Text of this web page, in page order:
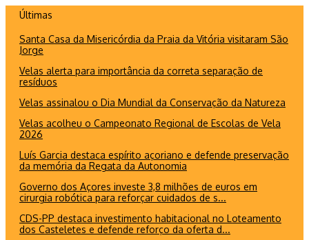
conteúdo
Últimas
Santa Casa da Misericórdia da Praia da Vitória visitaram São
Jorge
Velas alerta para importância da correta separação de
resíduos
Velas assinalou o Dia Mundial da Conservação da Natureza
Velas acolheu o Campeonato Regional de Escolas de Vela
2026
Luís Garcia destaca espírito açoriano e defende preservação
da memória da Regata da Autonomia
Governo dos Açores investe 3,8 milhões de euros em
cirurgia robótica para reforçar cuidados de s...
CDS-PP destaca investimento habitacional no Loteamento
dos Casteletes e defende reforço da oferta d...